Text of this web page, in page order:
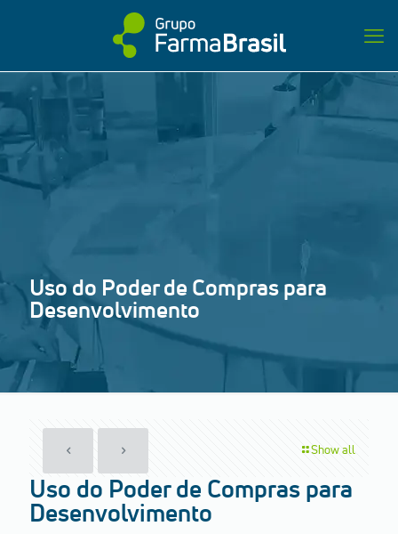
Uso do Poder de Compras para
Desenvolvimento
Show all
Uso do Poder de Compras para
Desenvolvimento